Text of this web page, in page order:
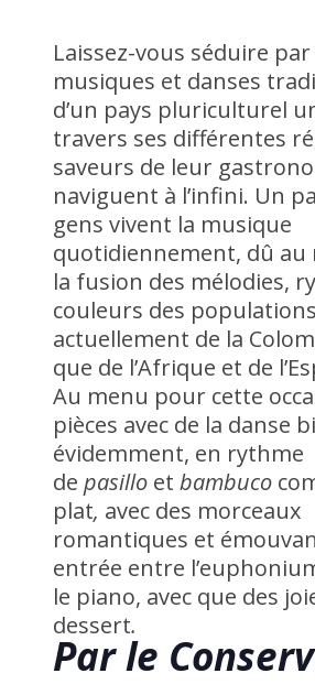
Laissez-vous séduire par
musiques et danses
d’un pays pluriculturel
travers ses différentes
saveurs de leur
naviguent à l’infini. Un
gens vivent la musique
quotidiennement, dû au
la fusion des mélodies,
couleurs des
actuellement de la
que de l’Afrique et de
Au menu pour cette
pièces avec de la danse
évidemment, en rythme
depasillo etbambuco
plat, avec des morceaux
romantiques et
entrée entre
le piano, avec que des
dessert.
Par le